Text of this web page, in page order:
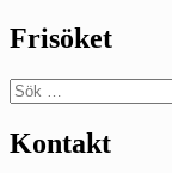
Frisöket
Sök
efter:
Kontakt